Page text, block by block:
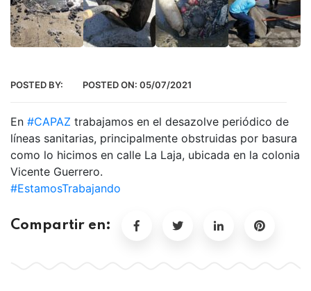
POSTED BY: POSTED ON: 05/07/2021
En #CAPAZ trabajamos en el desazolve periódico de
líneas sanitarias, principalmente obstruidas por basura
como lo hicimos en calle La Laja, ubicada en la colonia
Vicente Guerrero.
#EstamosTrabajando
Compartir en: